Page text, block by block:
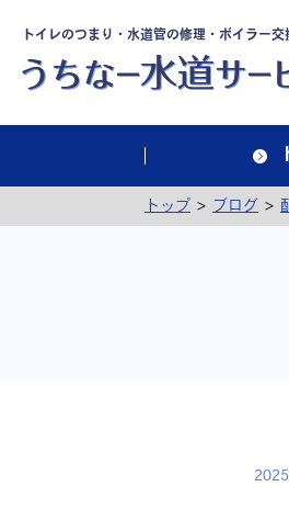
トイレのつまり・水道管の修理・ボイラー
トップ > ブログ >